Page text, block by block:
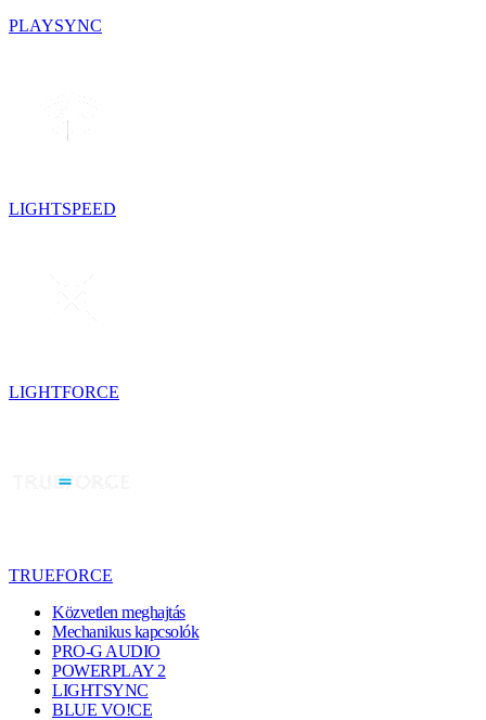
PLAYSYNC
LIGHTSPEED
LIGHTFORCE
TRUEFORCE
Közvetlen meghajtás
Mechanikus kapcsolók
PRO-G AUDIO
POWERPLAY 2
LIGHTSYNC
BLUE VO!CE